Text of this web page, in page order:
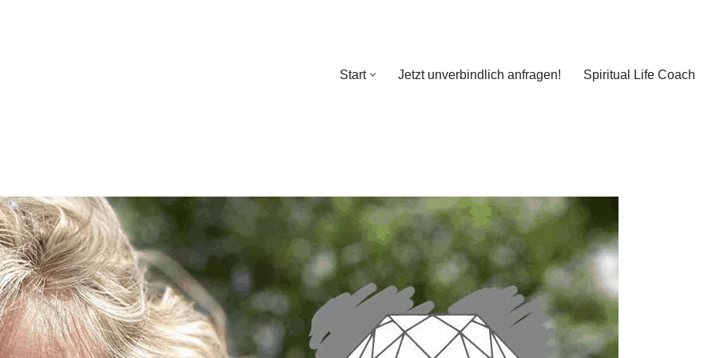
Start Jetzt unverbindlich anfragen! Spiritual Life Coach
Start Jetzt unverbindlich anfragen!